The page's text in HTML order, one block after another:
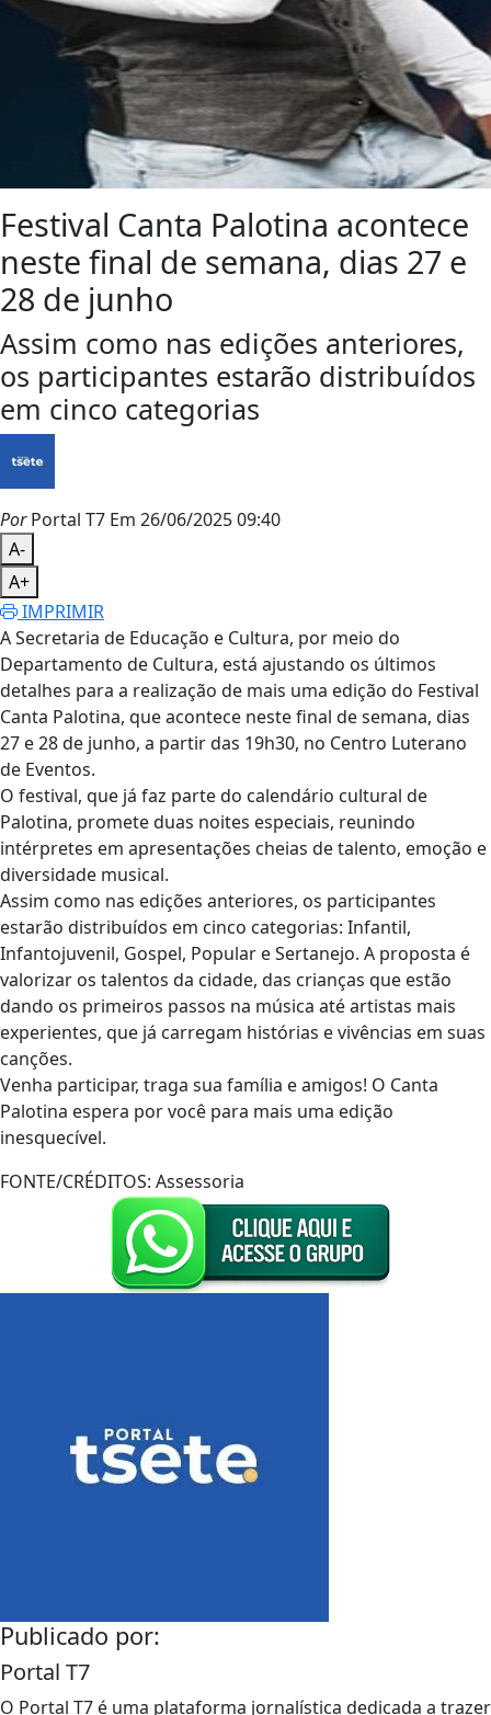
Festival Canta Palotina acontece
neste final de semana, dias 27 e
28 de junho
Assim como nas edições anteriores,
os participantes estarão distribuídos
em cinco categorias
PorPortal T7 Em 26/06/2025 09:40
A-
A+
IMPRIMIR
A Secretaria de Educação e Cultura, por meio do
Departamento de Cultura, está ajustando os últimos
detalhes para a realização de mais uma edição do Festival
Canta Palotina, que acontece neste final de semana, dias
27 e 28 de junho, a partir das 19h30, no Centro Luterano
de Eventos.
O festival, que já faz parte do calendário cultural de
Palotina, promete duas noites especiais, reunindo
intérpretes em apresentações cheias de talento, emoção e
diversidade musical.
Assim como nas edições anteriores, os participantes
estarão distribuídos em cinco categorias: Infantil,
Infantojuvenil, Gospel, Popular e Sertanejo. A proposta é
valorizar os talentos da cidade, das crianças que estão
dando os primeiros passos na música até artistas mais
experientes, que já carregam histórias e vivências em suas
canções.
Venha participar, traga sua família e amigos! O Canta
Palotina espera por você para mais uma edição
inesquecível.
FONTE/CRÉDITOS: Assessoria
Publicado por:
Portal T7
O Portal T7 é uma plataforma jornalística dedicada a trazer